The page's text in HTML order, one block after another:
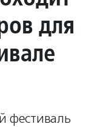
для
фестиваль